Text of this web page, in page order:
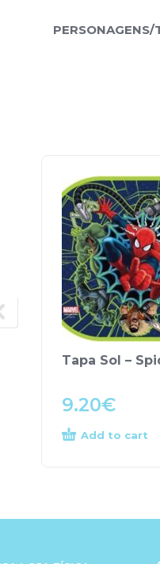
PERSONAGENS/
Tapa Sol –
9.20€
Add to cart